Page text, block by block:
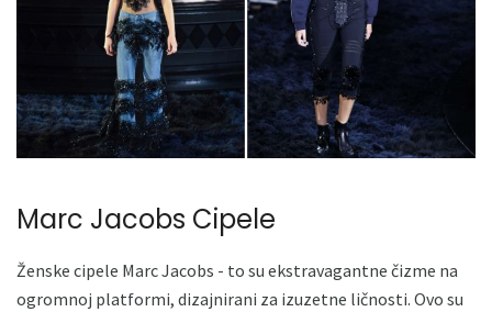
Marc Jacobs Cipele
Ženske cipele Marc Jacobs - to su ekstravagantne čizme na
ogromnoj platformi, dizajnirani za izuzetne ličnosti. Ovo su